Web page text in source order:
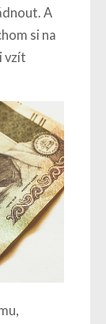
A
si na
vzít